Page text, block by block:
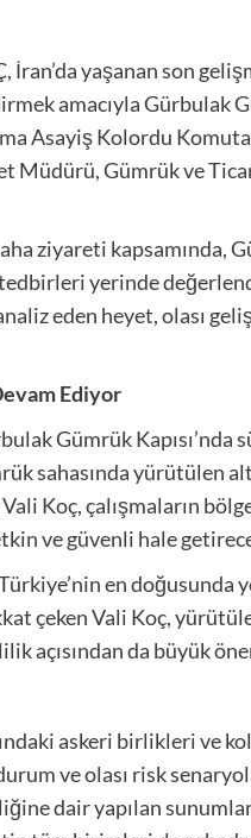
İran’da yaşanan son
amacıyla Gürbulak
Asayiş Kolordu
Müdürü, Gümrük ve
ziyareti kapsamında,
tedbirleri yerinde
eden heyet, olası
Ediyor
Gümrük
sahasında yürütülen
Koç, çalışmaların
ve güvenli hale
en
çeken Vali Koç,
açısından da büyük
askeri birlikleri ve
ve olası risk
dair yapılan